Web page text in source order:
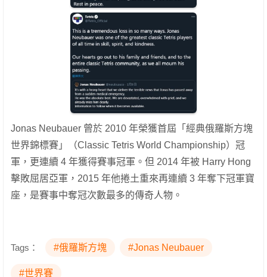
Jonas Neubauer 曾於 2010 年榮獲首屆「經典俄羅斯方塊
世界錦標賽」（Classic Tetris World Championship）冠
軍，更連續 4 年獲得賽事冠軍。但 2014 年被 Harry Hong
擊敗屈居亞軍，2015 年他捲土重來再連續 3 年奪下冠軍寶
座，是賽事中奪冠次數最多的傳奇人物。
Tags： #俄羅斯方塊 #Jonas Neubauer
#世界賽